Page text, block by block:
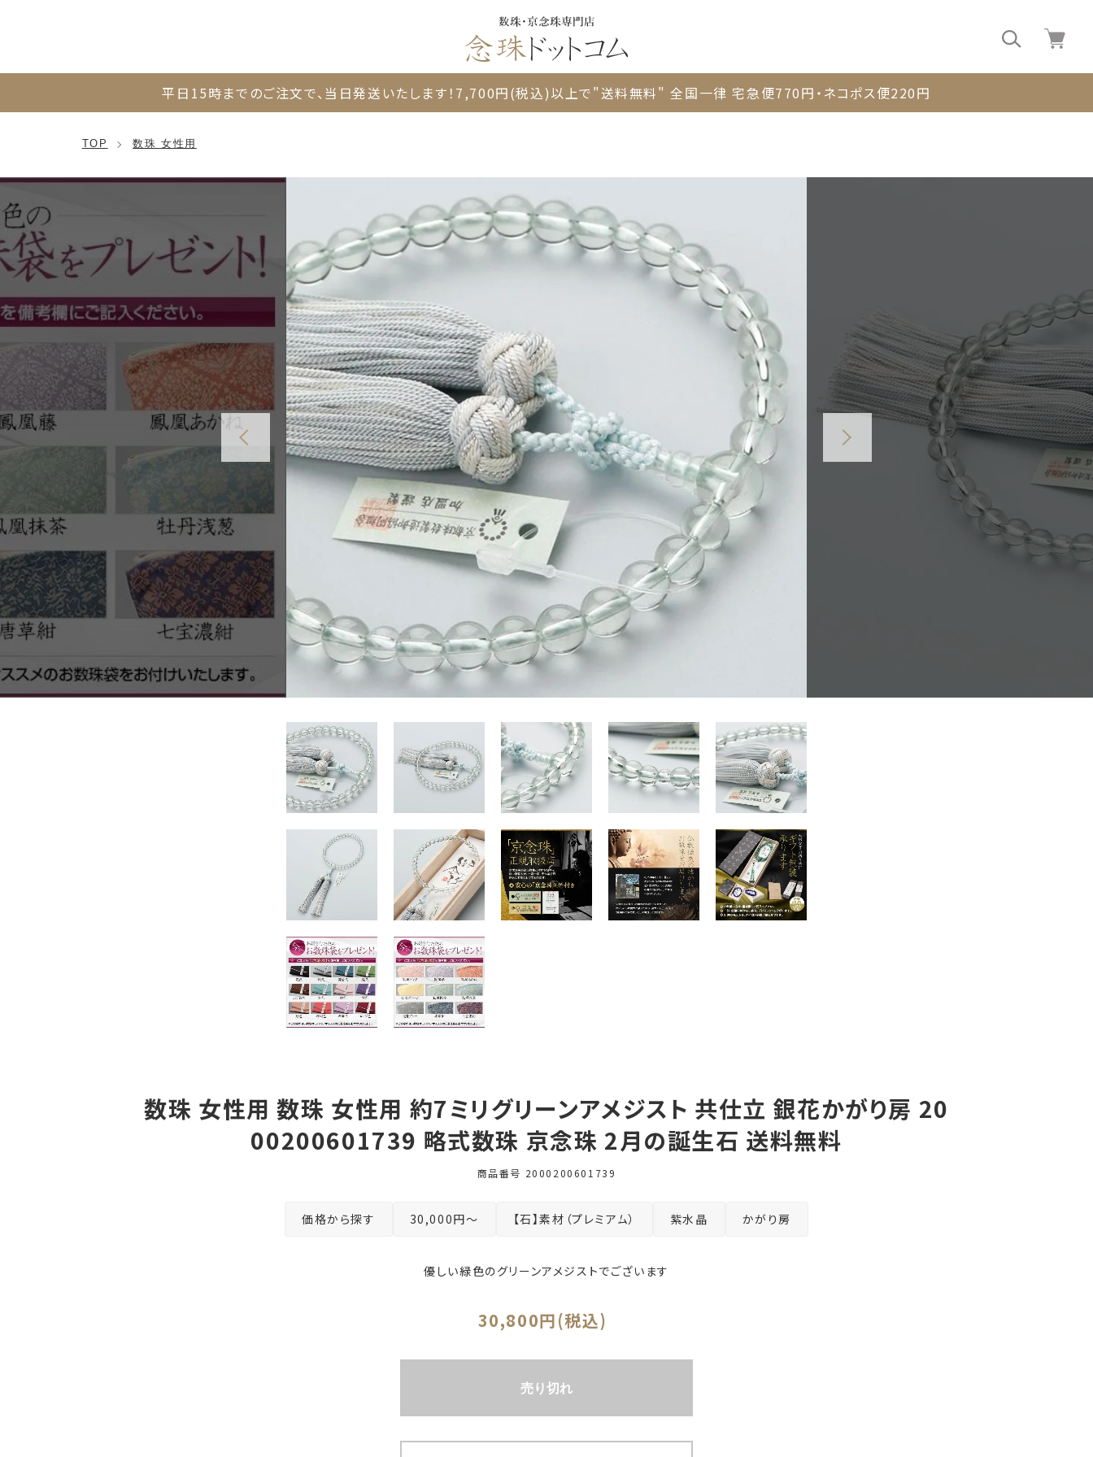
0
平日15時までのご注文で、 当日発送いたします！ 7,700円(税込)以上で"送料無料" 全国一律 宅急便770円・ネコポス便220円
TOP 数珠 女性用
数珠 女性用 数珠 女性用 約7ミリグリーンアメジスト 共仕立 銀花かがり房 20
00200601739 略式数珠 京念珠 2月の誕生石 送料無料
商品番号 2000200601739
価格から探す 30,000円～ 【石】素材（プレミアム） 紫水晶 かがり房
優しい緑色のグリーンアメジストでございます
30,800円(税込)
売り切れ